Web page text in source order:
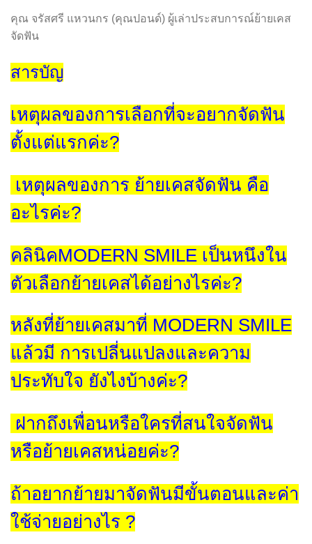
คุณ จรัสศรี แหวนกร (คุณปอนด์) ผู้เล่าประสบการณ์ย้ายเคส
จัดฟัน
สารบัญ
เหตุผลของการเลือกที่จะอยากจัดฟัน
ตั้งแต่แรกค่ะ?
เหตุผลของการ ย้ายเคสจัดฟัน คือ
อะไรค่ะ?
คลินิคMODERN SMILE เป็นหนึงใน
ตัวเลือกย้ายเคสได้อย่างไรค่ะ?
หลังที่ย้ายเคสมาที่ MODERN SMILE
แล้วมี การเปลี่นแปลงและความ
ประทับใจ ยังไงบ้างค่ะ?
ฝากถึงเพื่อนหรือใครที่สนใจจัดฟัน
หรือย้ายเคสหน่อยค่ะ?
ถ้าอยากย้ายมาจัดฟันมีขั้นตอนและค่า
ใช้จ่ายอย่างไร ?